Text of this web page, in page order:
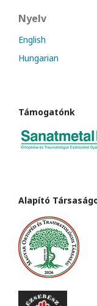
Nyelv
English
Hungarian
Támogatónk
Alapító